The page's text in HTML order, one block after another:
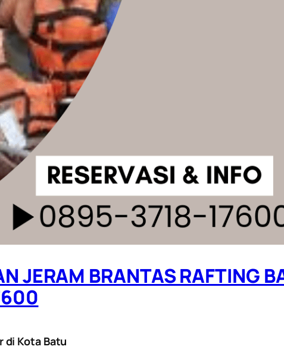
JERAM BRANTAS RAFTING
di Kota Batu